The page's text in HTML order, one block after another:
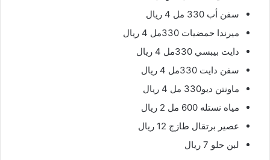
سفن أب 330 مل 4 ريال
ميرندا حمضيات 330مل 4 ريال
دايت بيبسي 330مل 4 ريال
سفن دايت 330مل 4 ريال
ماونتن ديو330 مل 4 ريال
مياه نستله 600 مل 2 ريال
عصير برتقال طازج 12 ريال
لبن حلو 7 ريال